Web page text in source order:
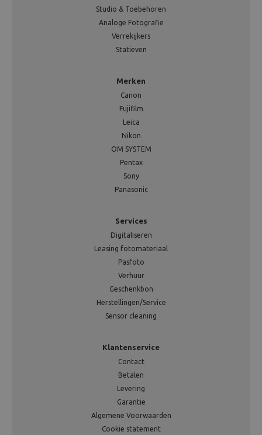
Studio & Toebehoren
Analoge Fotografie
Verrekijkers
Statieven
Merken
Canon
Fujifilm
Leica
Nikon
OM SYSTEM
Pentax
Sony
Panasonic
Services
Digitaliseren
Leasing fotomateriaal
Pasfoto
Verhuur
Geschenkbon
Herstellingen/Service
Sensor cleaning
Klantenservice
Contact
Betalen
Levering
Garantie
Algemene Voorwaarden
Cookie statement